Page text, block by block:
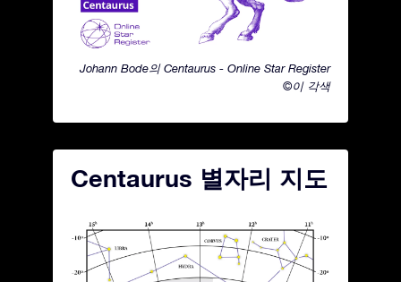
Johann Bode의 Centaurus - Online Star Register
©이 각색
Centaurus 별자리 지도